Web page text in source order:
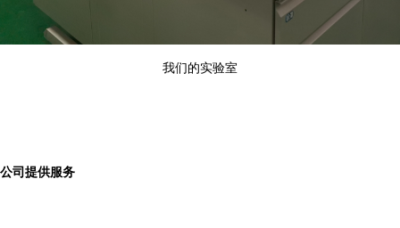
我们的实验室
公司提供服务